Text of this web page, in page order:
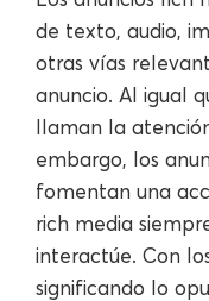
de texto, audio,
otras vías
anuncio. Al igual
llaman la
embargo, los
fomentan una
rich media
interactúe. Con
significando lo